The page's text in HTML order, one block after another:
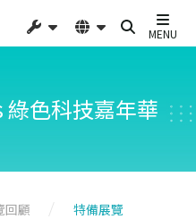
MENU
色科技嘉年華
回顧 特備展覽